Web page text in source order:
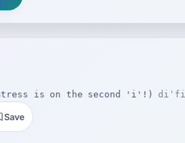
stress is on the second 'i'!)
Save